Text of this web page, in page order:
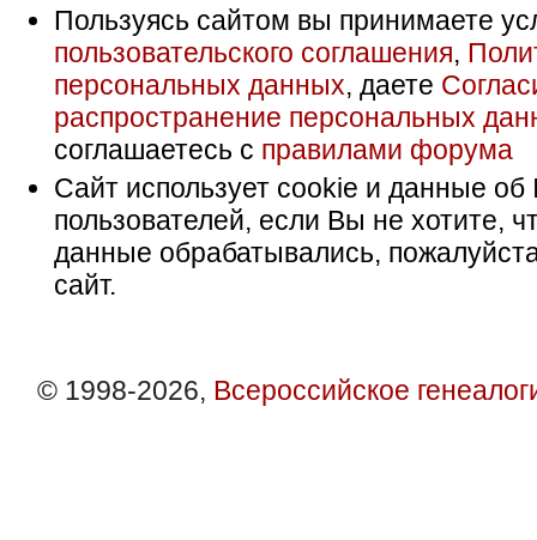
Пользуясь сайтом вы принимаете
пользовательского соглашения,
персональных данных, даете
распространение персональных
соглашаетесь с правилами форума
Сайт использует cookie и данные об
пользователей, если Вы не хотите,
данные обрабатывались,
сайт.
© 1998-2026, Всероссийское